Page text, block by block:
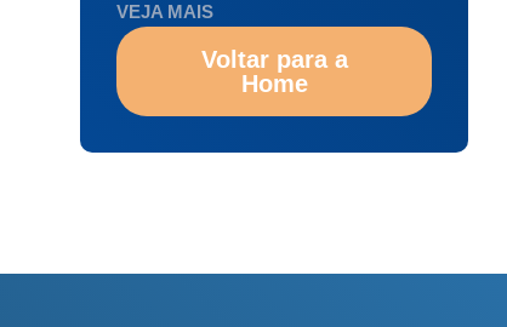
VEJA MAIS
Voltar para a
Home